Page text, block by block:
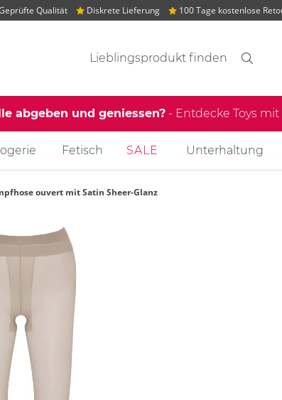
Qualität Diskrete Lieferung 100 Tage kostenlose
Suchvorschläge
abgeben und geniessen?- Entdecke Toys
Fetisch SALE Unterhaltung
ouvert mit Satin Sheer-Glanz